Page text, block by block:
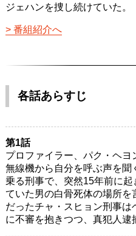
ジェハンを捜し続けていた。
番組紹介へ
各話あらすじ
第1話
プロファイラー、パク・ヘ
無線機から自分を呼ぶ声を聞
乗る刑事で、突然15年前に
ていた男の白骨死体の場所
だったチャ・スヒョン刑事は
に不審を抱きつつ、真犯人逮